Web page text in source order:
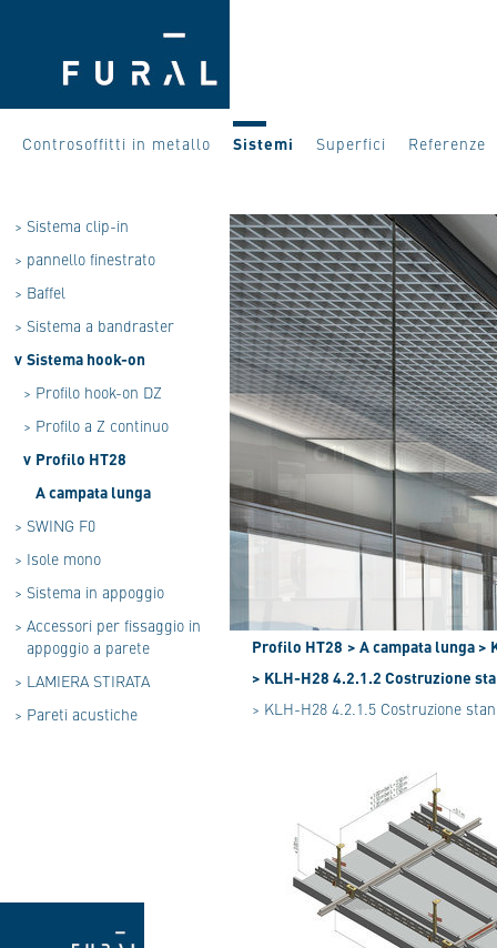
Controsoffitti in metallo Sistemi Superfici Referenze
> Sistema clip-in
> pannello finestrato
> Baffel
> Sistema a bandraster
v Sistema hook-on
> Profilo hook-on DZ
> Profilo a Z continuo
v Profilo HT28
A campata lunga
> SWING F0
> Isole mono
> Sistema in appoggio
> Accessori per fissaggio in
appoggio a parete
> LAMIERA STIRATA
> Pareti acustiche
Profilo HT28 > A campata lunga >
> KLH-H28 4.2.1.2 Costruzione
> KLH-H28 4.2.1.5 Costruzione